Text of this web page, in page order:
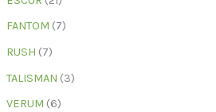
FANTOM 7
RUSH 7
TALISMAN 3
VERUM 6